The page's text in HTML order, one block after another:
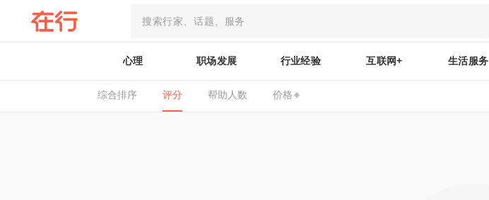
心理 职场发展 行业经验 互联网+ 生活服务
综合排序 评分 帮助人数 价格